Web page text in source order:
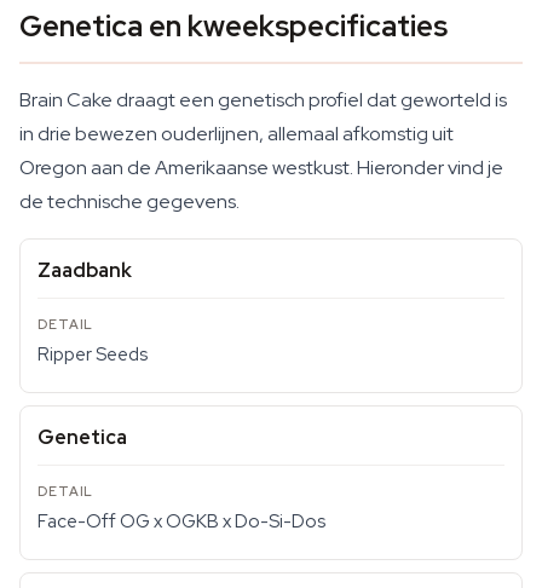
Genetica en kweekspecificaties
Brain Cake draagt een genetisch profiel dat geworteld is
in drie bewezen ouderlijnen, allemaal afkomstig uit
Oregon aan de Amerikaanse westkust. Hieronder vind je
de technische gegevens.
Zaadbank
Ripper Seeds
Genetica
Face-Off OG x OGKB x Do-Si-Dos